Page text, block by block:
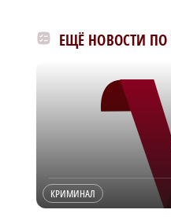
ЕЩЁ НОВОСТИ ПО
КРИМИНАЛ